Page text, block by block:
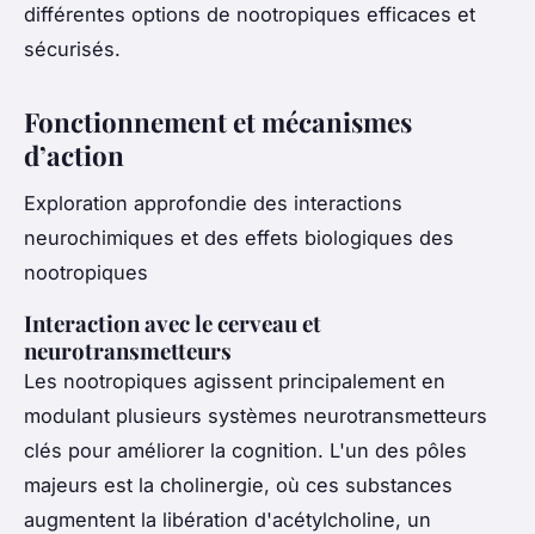
différentes options de nootropiques efficaces et
sécurisés.
Fonctionnement et mécanismes
d’action
Exploration approfondie des interactions
neurochimiques et des effets biologiques des
nootropiques
Interaction avec le cerveau et
neurotransmetteurs
Les nootropiques agissent principalement en
modulant plusieurs systèmes neurotransmetteurs
clés pour améliorer la cognition. L'un des pôles
majeurs est la cholinergie, où ces substances
augmentent la libération d'acétylcholine, un